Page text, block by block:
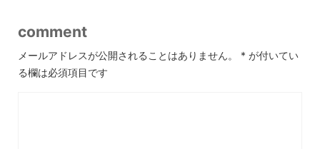
comment
メールアドレスが公開されることはありません。 * が付いてい
る欄は必須項目です